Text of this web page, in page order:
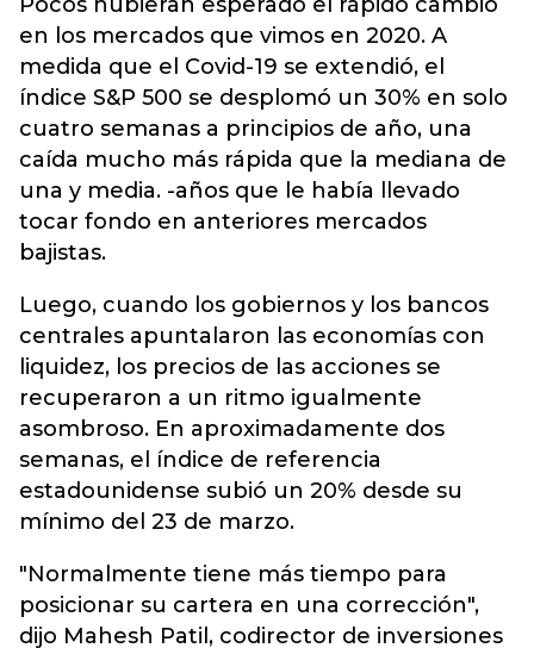
en los mercados que vimos en 2020. A
medida que el Covid-19 se extendió, el
índice S&P 500 se desplomó un 30% en solo
cuatro semanas a principios de año, una
caída mucho más rápida que la mediana de
una y media. -años que le había llevado
tocar fondo en anteriores mercados
bajistas.
Luego, cuando los gobiernos y los bancos
centrales apuntalaron las economías con
liquidez, los precios de las acciones se
recuperaron a un ritmo igualmente
asombroso. En aproximadamente dos
semanas, el índice de referencia
estadounidense subió un 20% desde su
mínimo del 23 de marzo.
"Normalmente tiene más tiempo para
posicionar su cartera en una corrección",
dijo Mahesh Patil, codirector de inversiones